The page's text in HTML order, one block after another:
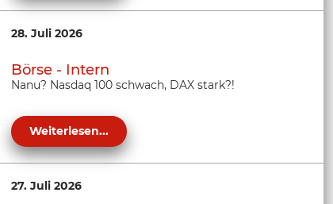
28. Juli 2026
Börse - Intern
Nanu? Nasdaq 100 schwach, DAX stark?!
Weiterlesen...
27. Juli 2026